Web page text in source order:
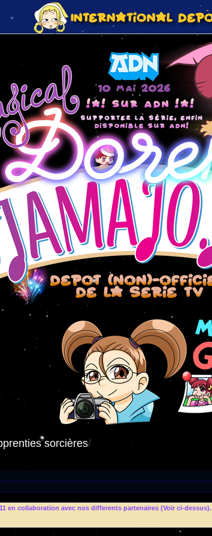
sorcières/
en collaboration avec nos differents partenaires (Voir ci-dessus).